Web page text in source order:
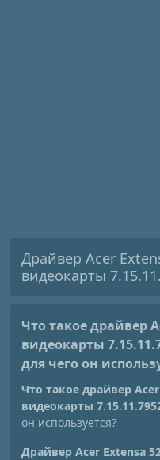
Драйвер Acer
видеокарты
Что такое драйвер
видеокарты
для чего он
Что такое драйвер
видеокарты
он используется?
Драйвер Acer Extensa